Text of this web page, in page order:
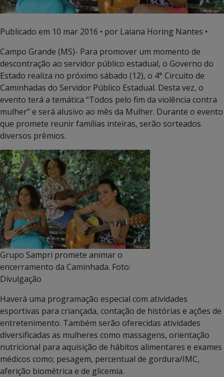
Publicado em 10 mar 2016 • por Laiana Horing Nantes •
Campo Grande (MS)- Para promover um momento de
descontração ao servidor público estadual, o Governo do
Estado realiza no próximo sábado (12), o 4° Circuito de
Caminhadas do Servidor Público Estadual. Desta vez, o
evento terá a temática “Todos pelo fim da violência contra
mulher” e será alusivo ao mês da Mulher. Durante o evento
que promete reunir famílias inteiras, serão sorteados
diversos prêmios.
Grupo Sampri promete animar o
encerramento da Caminhada. Foto:
Divulgação
Haverá uma programação especial com atividades
esportivas para criançada, contação de histórias e ações de
entretenimento. Também serão oferecidas atividades
diversificadas as mulheres como massagens, orientação
nutricional para aquisição de hábitos alimentares e exames
médicos como; pesagem, percentual de gordura/IMC,
aferição biométrica e de glicemia.